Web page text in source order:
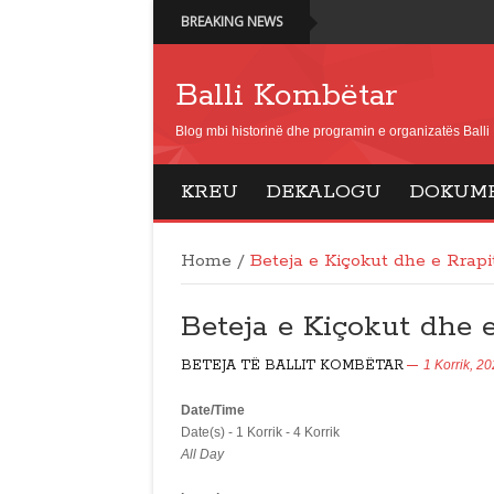
BREAKING NEWS
Balli Kombëtar
Blog mbi historinë dhe programin e organizatës
KREU DEKALOGU
Home / Beteja e Kiçokut dhe e
Beteja e Kiçokut dhe
BETEJA TË BALLIT KOMBËTAR 1 Korrik,
Date/Time
Date(s) - 1 Korrik - 4 Korrik
All Day